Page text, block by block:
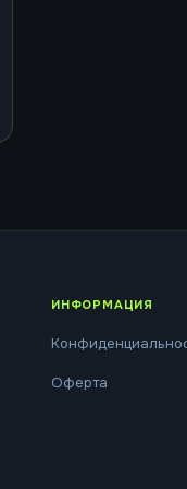
ИНФОРМАЦИЯ
Оферта